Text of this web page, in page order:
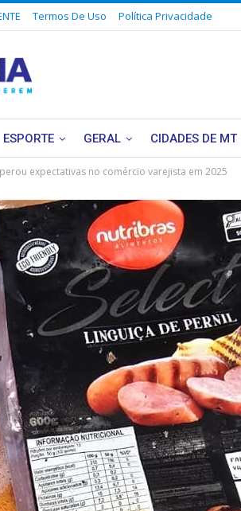
Termos De Uso Política Privacidade
ESPORTE GERAL CIDADES DE MT
expectativas no comércio varejista em 2025